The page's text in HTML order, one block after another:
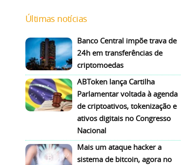
Últimas notícias
Banco Central impõe trava de
24h em transferências de
criptomoedas
ABToken lança Cartilha
Parlamentar voltada à agenda
de criptoativos, tokenização e
ativos digitais no Congresso
Nacional
Mais um ataque hacker a
sistema de bitcoin, agora no